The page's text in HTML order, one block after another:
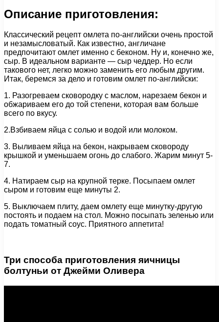
Описание приготовления:
Классический рецепт омлета по-английски очень простой
и незамысловатый. Как известно, англичане
предпочитают омлет именно с беконом. Ну и, конечно же,
сыр. В идеальном варианте — сыр чеддер. Но если
такового нет, легко можно заменить его любым другим.
Итак, беремся за дело и готовим омлет по-английски:
1. Разогреваем сковородку с маслом, нарезаем бекон и
обжариваем его до той степени, которая вам больше
всего по вкусу.
2.Взбиваем яйца с солью и водой или молоком.
3. Выливаем яйца на бекон, накрываем сковороду
крышкой и уменьшаем огонь до слабого. Жарим минут 5-
7.
4. Натираем сыр на крупной терке. Посыпаем омлет
сыром и готовим еще минуты 2.
5. Выключаем плиту, даем омлету еще минутку-другую
постоять и подаем на стол. Можно посыпать зеленью или
подать томатный соус. Приятного аппетита!
Три способа приготовления яичницы
болтуньи от Джейми Оливера